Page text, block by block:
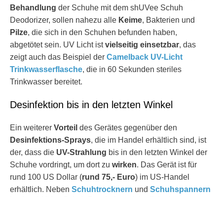
Behandlung der Schuhe mit dem shUVee Schuh
Deodorizer, sollen nahezu alle Keime, Bakterien und
Pilze, die sich in den Schuhen befunden haben,
abgetötet sein. UV Licht istvielseitig einsetzbar, das
zeigt auch das Beispiel der Camelback UV-Licht
Trinkwasserflasche, die in 60 Sekunden steriles
Trinkwasser bereitet.
Desinfektion bis in den letzten Winkel
Ein weiterer Vorteil des Gerätes gegenüber den
Desinfektions-Sprays, die im Handel erhältlich sind, ist
der, dass die UV-Strahlung bis in den letzten Winkel der
Schuhe vordringt, um dort zu wirken. Das Gerät ist für
rund 100 US Dollar (rund 75,- Euro) im US-Handel
erhältlich. Neben Schuhtrocknern und Schuhspannern